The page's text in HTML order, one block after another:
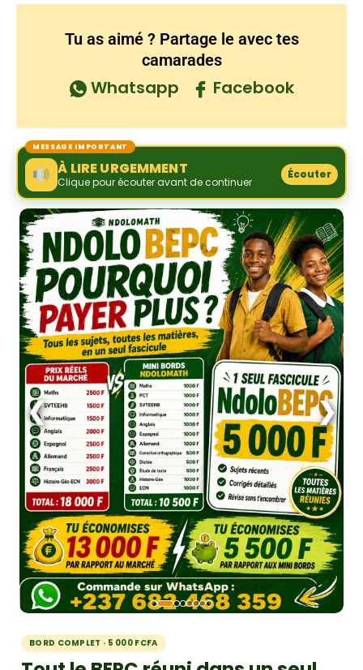
Tu as aimé ? Partage le avec tes
camarades
Whatsapp Facebook
MESSAGE IMPORTANT
À LIRE URGEMMENT
Clique pour écouter avant de continuer
Écouter
❮ ❯
BORD COMPLET · 5 000 FCFA